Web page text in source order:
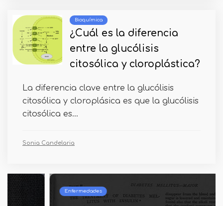
Bioquímica
¿Cuál es la diferencia
entre la glucólisis
citosólica y cloroplástica?
La diferencia clave entre la glucólisis
citosólica y cloroplásica es que la glucólisis
citosólica es...
Sonia Candelaria
Enfermedades